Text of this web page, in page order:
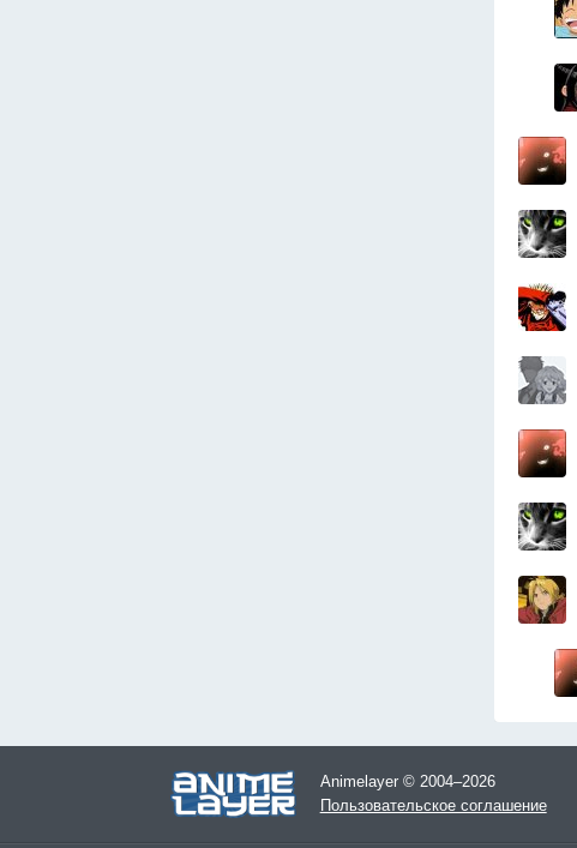
Animelayer © 2004–2026
Пользовательское соглашение